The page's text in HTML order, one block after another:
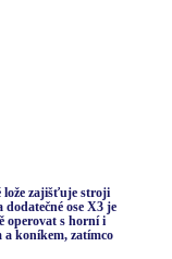
lože zajišťuje stroji
ose X3 je
operovat s horní i
a koníkem, zatímco